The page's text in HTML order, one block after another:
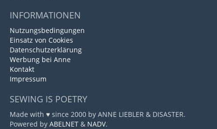
INFORMATIONEN
Nutzungsbedingungen
Einsatz von Cookies
Datenschutzerklärung
Werbung bei Anne
Kontakt
Impressum
SEWING IS POETRY
Made with ♥ since 2000 by ANNE LIEBLER & DISASTER.
Powered by ABELNET & NADV.